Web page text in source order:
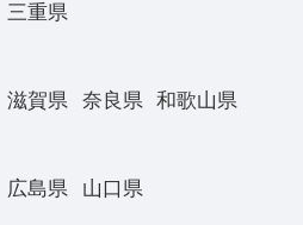
三重県
滋賀県 奈良県 和歌山県
広島県 山口県